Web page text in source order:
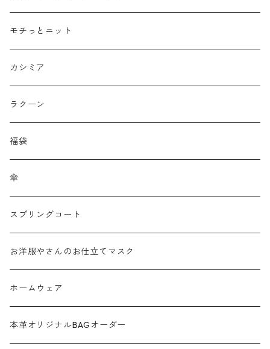
接触冷感
プリント柄物
刺繍レース
メッシュ
チュール
フリンジ フェザー
シャギー
ラメ
サテン
モチっとニット
カシミア
ラクーン
福袋
傘
スプリングコート
お洋服やさんのお仕立てマスク
ホームウェア
本革オリジナルBAGオーダー